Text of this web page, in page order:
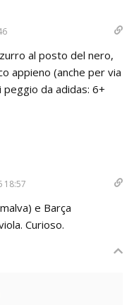
al posto del nero,
appieno (anche per via
da adidas: 6+
18:57
e Barça
Curioso.